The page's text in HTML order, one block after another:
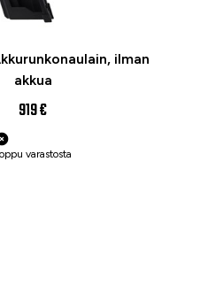
ilman
akkua
919 €
varastosta